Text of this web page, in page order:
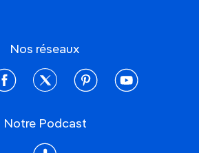
Nos réseaux
twitter pinterestyoutube
Notre Podcast